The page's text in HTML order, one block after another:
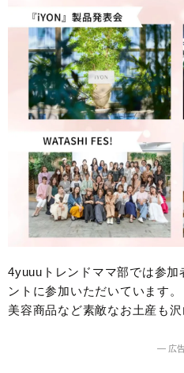
4yuuuトレンドママ部では参
ントに参加いただいています。
美容商品など素敵なお土産も
― 広